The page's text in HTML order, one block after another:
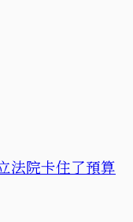
法院卡住了預算